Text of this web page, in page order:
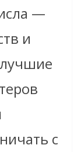
—
и
с